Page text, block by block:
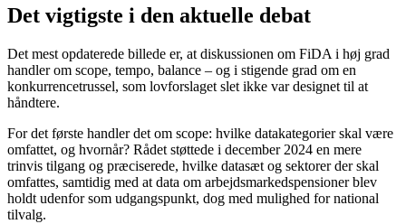
Det vigtigste i den aktuelle debat
Det mest opdaterede billede er, at diskussionen om FiDA i høj grad
handler om scope, tempo, balance – og i stigende grad om en
konkurrencetrussel, som lovforslaget slet ikke var designet til at
håndtere.
For det første handler det om scope: hvilke datakategorier skal være
omfattet, og hvornår? Rådet støttede i december 2024 en mere
trinvis tilgang og præciserede, hvilke datasæt og sektorer der skal
omfattes, samtidig med at data om arbejdsmarkedspensioner blev
holdt udenfor som udgangspunkt, dog med mulighed for national
tilvalg.